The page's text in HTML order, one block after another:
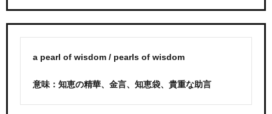
a pearl of wisdom / pearls of wisdom
意味：知恵の精華、金言、知恵袋、貴重な助言